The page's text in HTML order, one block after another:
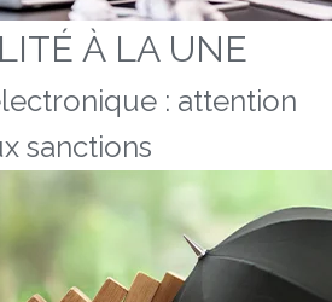
À LA UNE
: attention
sanctions